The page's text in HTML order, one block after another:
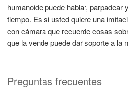
humanoide puede hablar, parpadear
tiempo. Es si usted quiere una
con cámara que recuerde cosas
que la vende puede dar soporte a la
Preguntas frecuentes